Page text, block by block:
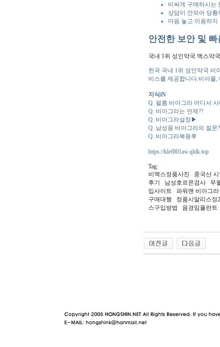
비싸게 구매하시는
상담이 안되어 당황
마음 놓고 이용하
안전한 보안 및 빠
국내 1위 성인약국 맥스약
한국 국내 1위 성인약국 비
비스를 제공합니다.비아몰
지식iN
Q. 필름 비아그라 어디서 사
Q. 비아그라는 언제??
Q. 비아그라설정▶
Q. 남성용 비아그라의 질문?
Q. 비아그라복용후
https://klef801aw.qldk.top
Tag:
비맥스정품사진 중국산
후기 남성호르몬검사 무
입사이트 파워맨 비아그
구매대행 정품시­알리스
스구입방법 음경임플란